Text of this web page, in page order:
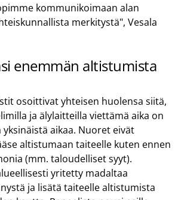
kommunikoimaan alan
merkitystä", Vesala
enemmän altistumista
osoittivat yhteisen huolensa siitä,
ja älylaitteilla viettämä aika on
aikaa. Nuoret eivät
altistumaan taiteelle kuten ennen
(mm. taloudelliset syyt).
yritetty madaltaa
ja lisätä taiteelle altistumista